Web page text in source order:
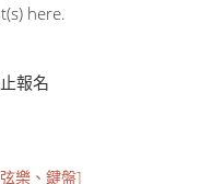
here.
報名
樂、鍵盤]